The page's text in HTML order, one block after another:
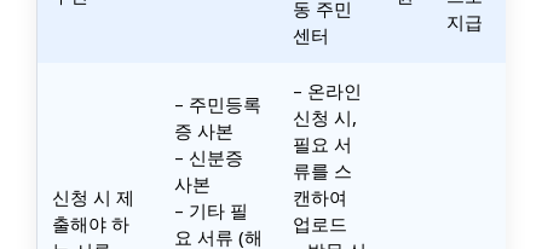
동 주민
센터
지급
신청 시 제
출해야 하
– 주민등록
증 사본
– 신분증
사본
– 기타 필
요 서류 (해
– 온라인
신청 시,
필요 서
류를 스
캔하여
업로드